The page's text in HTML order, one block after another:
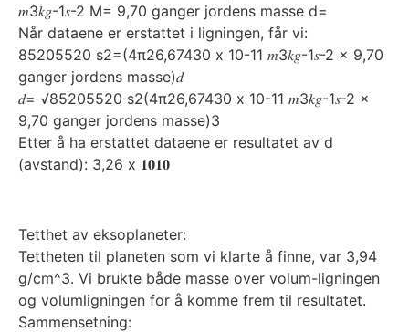
𝑚3𝑘𝑔-1𝑠-2 M= 9,70 ganger jordens masse d=
Når dataene er erstattet i ligningen, får vi:
85205520 s2=(4π26,67430 x 10-11 𝑚3𝑘𝑔-1𝑠-2 x 9,70
ganger jordens masse)𝑑
𝑑= √85205520 s2(4π26,67430 x 10-11 𝑚3𝑘𝑔-1𝑠-2 x
9,70 ganger jordens masse)3
Etter å ha erstattet dataene er resultatet av d
(avstand): 3,26 x 𝟏𝟎𝟏𝟎
Tetthet av eksoplaneter:
Tettheten til planeten som vi klarte å finne, var 3,94
g/cm^3. Vi brukte både masse over volum-ligningen
og volumligningen for å komme frem til resultatet.
Sammensetning: